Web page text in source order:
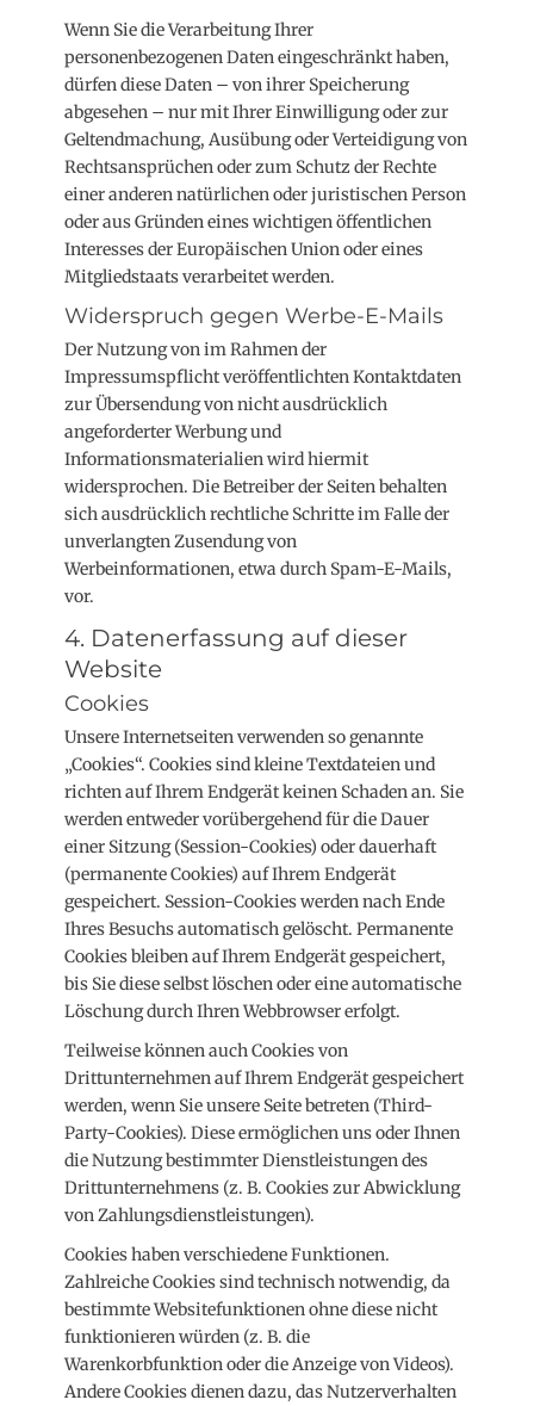
Wenn Sie die Verarbeitung Ihrer
personenbezogenen Daten eingeschränkt haben,
dürfen diese Daten – von ihrer Speicherung
abgesehen – nur mit Ihrer Einwilligung oder zur
Geltendmachung, Ausübung oder Verteidigung von
Rechtsansprüchen oder zum Schutz der Rechte
einer anderen natürlichen oder juristischen Person
oder aus Gründen eines wichtigen öffentlichen
Interesses der Europäischen Union oder eines
Mitgliedstaats verarbeitet werden.
Widerspruch gegen Werbe-E-Mails
Der Nutzung von im Rahmen der
Impressumspflicht veröffentlichten Kontaktdaten
zur Übersendung von nicht ausdrücklich
angeforderter Werbung und
Informationsmaterialien wird hiermit
widersprochen. Die Betreiber der Seiten behalten
sich ausdrücklich rechtliche Schritte im Falle der
unverlangten Zusendung von
Werbeinformationen, etwa durch Spam-E-Mails,
vor.
4. Datenerfassung auf dieser
Website
Cookies
Unsere Internetseiten verwenden so genannte
„Cookies“. Cookies sind kleine Textdateien und
richten auf Ihrem Endgerät keinen Schaden an. Sie
werden entweder vorübergehend für die Dauer
einer Sitzung (Session-Cookies) oder dauerhaft
(permanente Cookies) auf Ihrem Endgerät
gespeichert. Session-Cookies werden nach Ende
Ihres Besuchs automatisch gelöscht. Permanente
Cookies bleiben auf Ihrem Endgerät gespeichert,
bis Sie diese selbst löschen oder eine automatische
Löschung durch Ihren Webbrowser erfolgt.
Teilweise können auch Cookies von
Drittunternehmen auf Ihrem Endgerät gespeichert
werden, wenn Sie unsere Seite betreten (Third-
Party-Cookies). Diese ermöglichen uns oder Ihnen
die Nutzung bestimmter Dienstleistungen des
Drittunternehmens (z. B. Cookies zur Abwicklung
von Zahlungsdienstleistungen).
Cookies haben verschiedene Funktionen.
Zahlreiche Cookies sind technisch notwendig, da
bestimmte Websitefunktionen ohne diese nicht
funktionieren würden (z. B. die
Warenkorbfunktion oder die Anzeige von Videos).
Andere Cookies dienen dazu, das Nutzerverhalten